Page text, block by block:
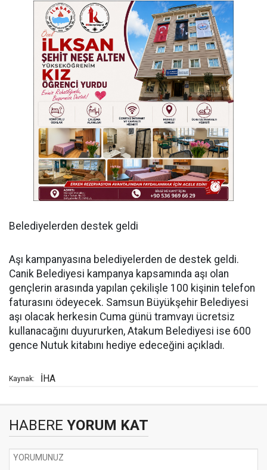
Belediyelerden destek geldi
Aşı kampanyasına belediyelerden de destek geldi.
Canik Belediyesi kampanya kapsamında aşı olan
gençlerin arasında yapılan çekilişle 100 kişinin telefon
faturasını ödeyecek. Samsun Büyükşehir Belediyesi
aşı olacak herkesin Cuma günü tramvayı ücretsiz
kullanacağını duyururken, Atakum Belediyesi ise 600
gence Nutuk kitabını hediye edeceğini açıkladı.
Kaynak: İHA
HABERE YORUM KAT